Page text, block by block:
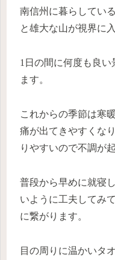
南信州に暮らしてい
と雄大な山が視界に
1日の間に何度も良
ます。
これからの季節は寒
痛が出てきやすくな
りやすいので不調が
普段から早めに就寝
いように工夫してみ
に繋がります。
目の周りに温かいタ